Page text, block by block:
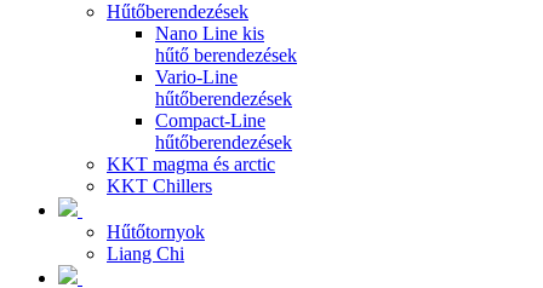
Hűtőberendezések
Nano Line kis
hűtő berendezések
Vario-Line
hűtőberendezések
Compact-Line
hűtőberendezések
KKT magma és arctic
KKT Chillers
Hűtőtornyok
Liang Chi